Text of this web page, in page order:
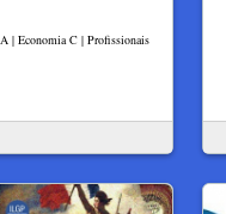
| Economia C | Profissionais